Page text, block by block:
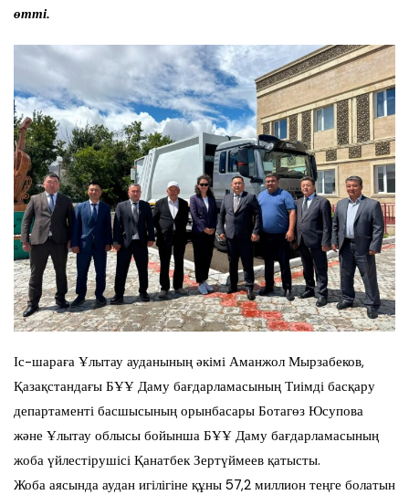
өтті.
Іс-шараға Ұлытау ауданының әкімі Аманжол Мырзабеков,
Қазақстандағы БҰҰ Даму бағдарламасының Тиімді басқару
департаменті басшысының орынбасары Ботагөз Юсупова
және Ұлытау облысы бойынша БҰҰ Даму бағдарламасының
жоба үйлестірушісі Қанатбек Зертүймеев қатысты.
Жоба аясында аудан игілігіне құны 57,2 миллион теңге болатын